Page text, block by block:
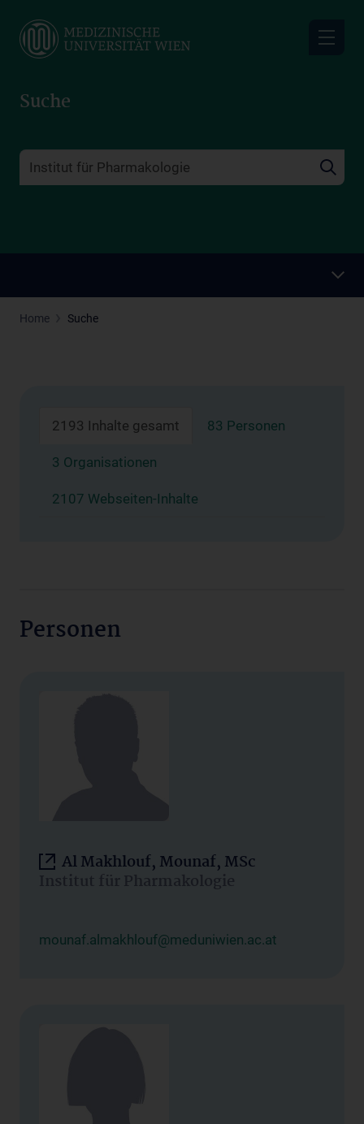
main
Suche
Home Suche
2193 Inhalte gesamt 83 Personen
3 Organisationen
2107 Webseiten-Inhalte
Personen
Al Makhlouf, Mounaf, MSc
Institut für Pharmakologie
mounaf.almakhlouf@meduniwien.ac.at